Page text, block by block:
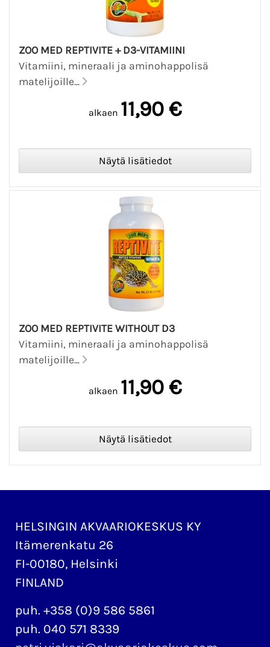
ZOO MED REPTIVITE + D3-VITAMIINI
Vitamiini, mineraali ja aminohappolisä
matelijoille...
alkaen 11,90 €
ZOO MED REPTIVITE WITHOUT D3
Vitamiini, mineraali ja aminohappolisä
matelijoille...
alkaen 11,90 €
HELSINGIN AKVAARIOKESKUS KY
Itämerenkatu 26
FI-00180, Helsinki
FINLAND
puh. +358 (0)9 586 5861
puh. 040 571 8339